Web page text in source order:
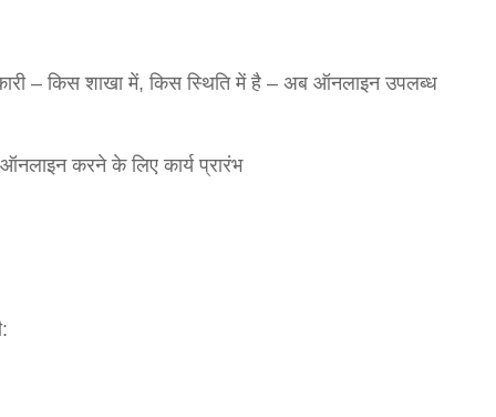
– किस शाखा में, किस स्थिति में है – अब ऑनलाइन उपलब्ध
करने के लिए कार्य प्रारंभ
सीताराम विवाह पंचमी महोत्सव के तीसरे दिन धनुष